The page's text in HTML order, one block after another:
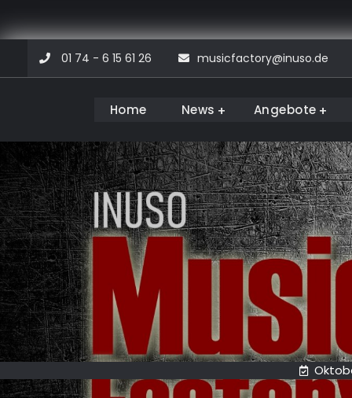
content
01 74 - 6 15 61 26 musicfactory@inuso.de
Musicfactory
Home News Angebote